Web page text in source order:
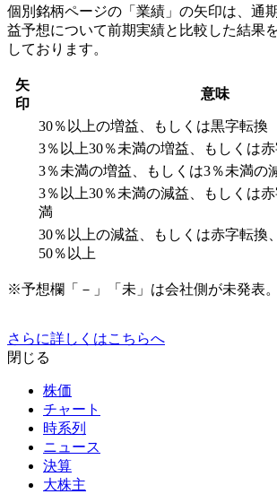
個別銘柄ページの「業績」の矢印は、通
益予想について前期実績と比較した結果
しております。
矢
印
意味
30％以上の増益、もしくは黒字転換
3％以上30％未満の増益、もしくは
3％未満の増益、もしくは3％未満の
3％以上30％未満の減益、もしくは
満
30％以上の減益、もしくは赤字転換
50％以上
※予想欄「－」「未」は会社側が未発表。
さらに詳しくはこちらへ
閉じる
株価
チャート
時系列
ニュース
決算
大株主